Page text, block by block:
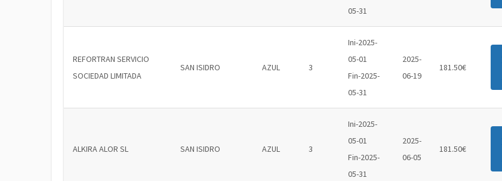
05-31
REFORTRAN SERVICIO
SOCIEDAD LIMITADA
SAN ISIDRO AZUL 3
Ini-2025-
05-01
Fin-2025-
05-31
2025-
06-19
181.50€
ALKIRA ALOR SL SAN ISIDRO AZUL 3
Ini-2025-
05-01
Fin-2025-
05-31
2025-
06-05
181.50€